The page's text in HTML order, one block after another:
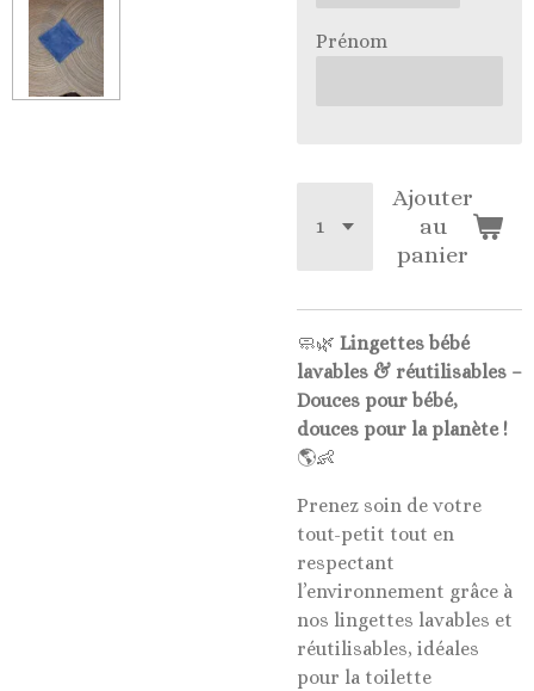
Prénom
Ajouter
au
panier
🧼🌿 Lingettes bébé
lavables & réutilisables –
Douces pour bébé,
douces pour la planète !
🌎👶
Prenez soin de votre
tout-petit tout en
respectant
l’environnement grâce à
nos lingettes lavables et
réutilisables, idéales
pour la toilette